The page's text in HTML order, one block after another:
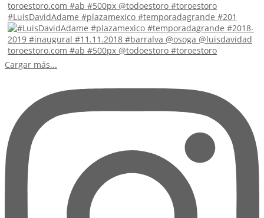
#LuisDavidAdame #plazamexico #temporadagrande #201
Cargar más...